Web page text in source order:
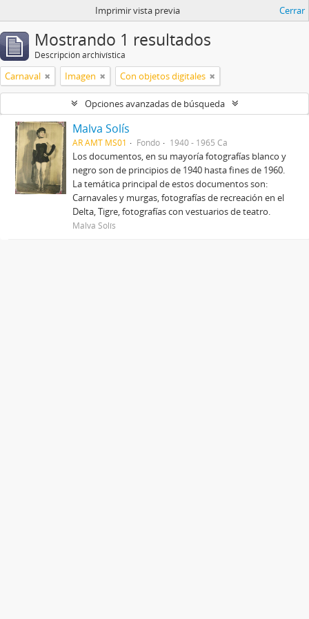
Imprimir vista previa Cerrar
Mostrando 1 resultados
Descripción archivística
Carnaval Imagen Con objetos digitales
Opciones avanzadas de búsqueda
Malva Solís
AR AMT MS01 Fondo 1940 - 1965 Ca
Los documentos, en su mayoría fotografías blanco y
negro son de principios de 1940 hasta fines de 1960.
La temática principal de estos documentos son:
Carnavales y murgas, fotografías de recreación en el
Delta, Tigre, fotografías con vestuarios de teatro.
Malva Solís